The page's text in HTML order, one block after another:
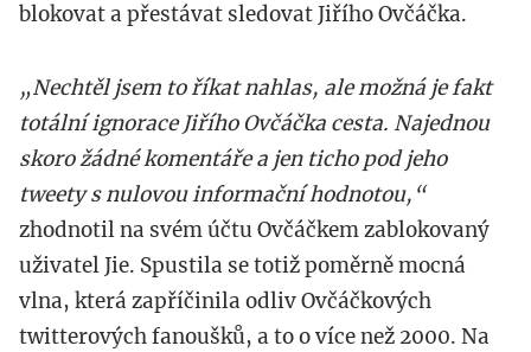
blokovat a přestávat sledovat Jiřího Ovčáčka.
„Nechtěl jsem to říkat nahlas, ale možná je fakt
totální ignorace Jiřího Ovčáčka cesta. Najednou
skoro žádné komentáře a jen ticho pod jeho
tweety s nulovou informační hodnotou,“
zhodnotil na svém účtu Ovčáčkem zablokovaný
uživatel Jie. Spustila se totiž poměrně mocná
vlna, která zapříčinila odliv Ovčáčkových
twitterových fanoušků, a to o více než 2000. Na